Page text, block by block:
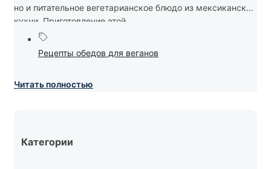
но и питательное вегетарианское блюдо из мексиканской
кухни. Приготовление этой...
Рецепты обедов для веганов
Читать полностью
Категории